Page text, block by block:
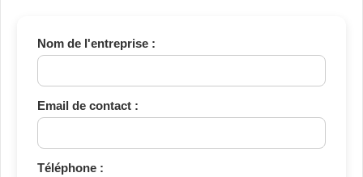
Nom de l'entreprise :
Email de contact :
Téléphone :